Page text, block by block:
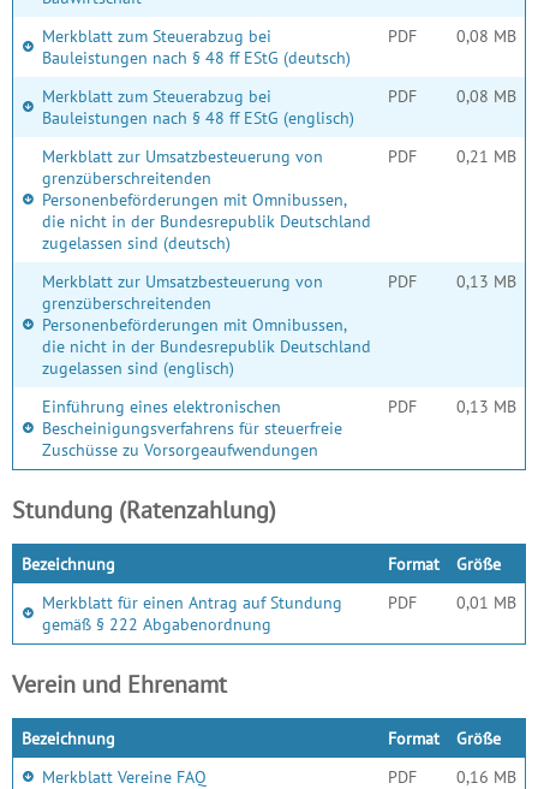
Merkblatt zum Steuerabzug bei
Bauleistungen nach § 48 ff EStG (deutsch)
PDF 0,08 MB
Merkblatt zum Steuerabzug bei
Bauleistungen nach § 48 ff EStG (englisch)
PDF 0,08 MB
Merkblatt zur Umsatzbesteuerung von
grenzüberschreitenden
Personenbeförderungen mit Omnibussen,
die nicht in der Bundesrepublik Deutschland
zugelassen sind (deutsch)
PDF 0,21 MB
Merkblatt zur Umsatzbesteuerung von
grenzüberschreitenden
Personenbeförderungen mit Omnibussen,
die nicht in der Bundesrepublik Deutschland
zugelassen sind (englisch)
PDF 0,13 MB
Einführung eines elektronischen
Bescheinigungsverfahrens für steuerfreie
Zuschüsse zu Vorsorgeaufwendungen
PDF 0,13 MB
Stundung (Ratenzahlung)
Bezeichnung Format
Größe
Merkblatt für einen Antrag auf Stundung
gemäß § 222 Abgabenordnung
PDF 0,01 MB
Verein und Ehrenamt
Bezeichnung Format
Größe
Merkblatt Vereine FAQ
PDF
0,16 MB